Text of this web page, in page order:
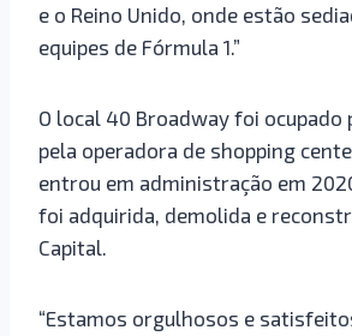
e o Reino Unido, onde estão
equipes de Fórmula 1.”
O local 40 Broadway foi ocupado
pela operadora de shopping
entrou em administração em
foi adquirida, demolida e
Capital.
“Estamos orgulhosos e